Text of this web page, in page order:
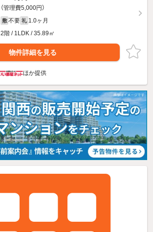
（管理費5,000円）
敷 不要 礼 1.0ヶ月
2階 / 1LDK / 35.89㎡
物件詳細を見る
ほか提供